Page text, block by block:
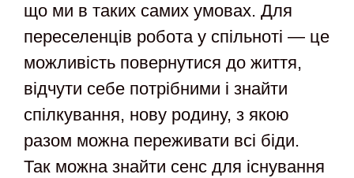
що ми в таких самих умовах. Для
переселенців робота у спільноті — це
можливість повернутися до життя,
відчути себе потрібними і знайти
спілкування, нову родину, з якою
разом можна переживати всі біди.
Так можна знайти сенс для існування